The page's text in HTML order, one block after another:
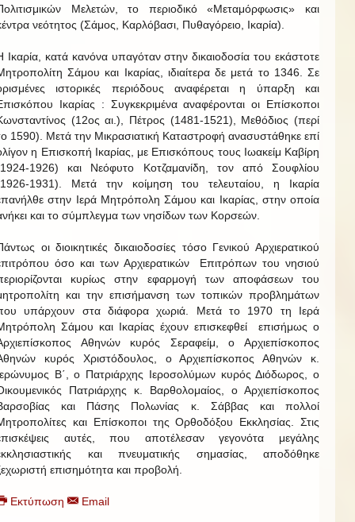
Μελετών, το περιοδικό «Μεταμόρφωσις» και
νεότητος (Σάμος, Καρλόβασι, Πυθαγόρειο, Ικαρία).
Ικαρία, κατά κανόνα υπαγόταν στην δικαιοδοσία του εκάστοτε
Σάμου και Ικαρίας, ιδιαίτερα δε μετά το 1346. Σε
ιστορικές περιόδους αναφέρεται η ύπαρξη και
Ικαρίας : Συγκεκριμένα αναφέρονται οι Επίσκοποι
(12ος αι.), Πέτρος (1481-1521), Μεθόδιος (περί
1590). Μετά την Μικρασιατική Καταστροφή ανασυστάθηκε επί
η Επισκοπή Ικαρίας, με Επισκόπους τους Ιωακείμ Καβίρη
1926) και Νεόφυτο Κοτζαμανίδη, τον από Σουφλίου
1931). Μετά την κοίμηση του τελευταίου, η Ικαρία
στην Ιερά Μητρόπολη Σάμου και Ικαρίας, στην οποία
και το σύμπλεγμα των νησίδων των Κορσεών.
οι διοικητικές δικαιοδοσίες τόσο Γενικού Αρχιερατικού
όσο και των Αρχιερατικών Επιτρόπων του νησιού
κυρίως στην εφαρμογή των αποφάσεων του
και την επισήμανση των τοπικών προβλημάτων
υπάρχουν στα διάφορα χωριά. Μετά το 1970 τη Ιερά
Σάμου και Ικαρίας έχουν επισκεφθεί επισήμως ο
Αθηνών κυρός Σεραφείμ, ο Αρχιεπίσκοπος
κυρός Χριστόδουλος, ο Αρχιεπίσκοπος Αθηνών κ.
Β΄, ο Πατριάρχης Ιεροσολύμων κυρός Διόδωρος, ο
Πατριάρχης κ. Βαρθολομαίος, ο Αρχιεπίσκοπος
και Πάσης Πολωνίας κ. Σάββας και πολλοί
και Επίσκοποι της Ορθοδόξου Εκκλησίας. Στις
αυτές, που αποτέλεσαν γεγονότα μεγάλης
και πνευματικής σημασίας, αποδόθηκε
επισημότητα και προβολή.
Εκτύπωση Email